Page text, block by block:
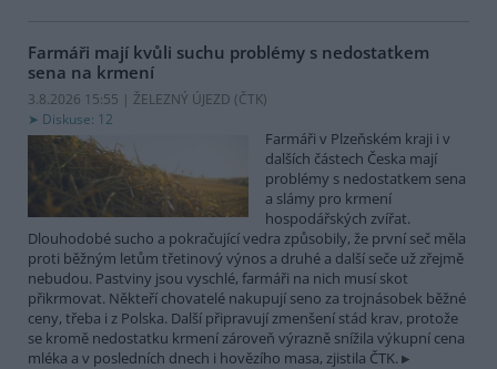
Farmáři mají kvůli suchu problémy s nedostatkem
sena na krmení
3.8.2026 15:55 | ŽELEZNÝ ÚJEZD (ČTK)
Diskuse: 12
Farmáři v Plzeňském kraji i v
dalších částech Česka mají
problémy s nedostatkem sena
a slámy pro krmení
hospodářských zvířat.
Dlouhodobé sucho a pokračující vedra způsobily, že první seč měla
proti běžným letům třetinový výnos a druhé a další seče už zřejmě
nebudou. Pastviny jsou vyschlé, farmáři na nich musí skot
přikrmovat. Někteří chovatelé nakupují seno za trojnásobek běžné
ceny, třeba i z Polska. Další připravují zmenšení stád krav, protože
se kromě nedostatku krmení zároveň výrazně snížila výkupní cena
mléka a v posledních dnech i hovězího masa, zjistila ČTK.